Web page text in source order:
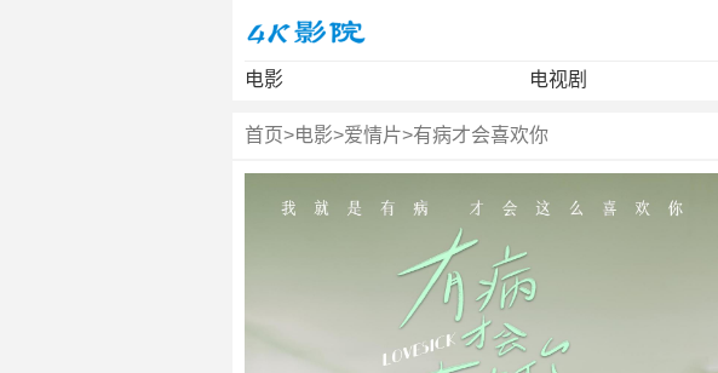
电影 电视剧
首页>电影>爱情片>有病才会喜欢你